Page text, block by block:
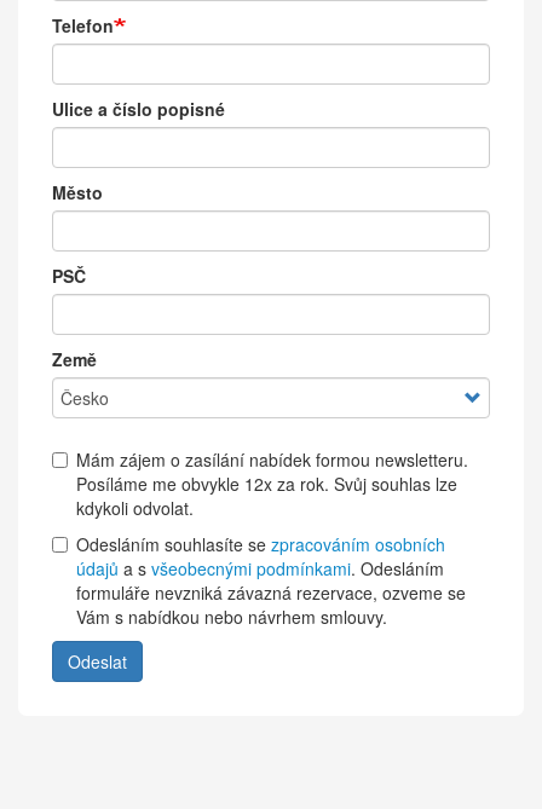
Telefon
Ulice a číslo popisné
Město
PSČ
Země
Mám zájem o zasílání nabídek formou newsletteru.
Posíláme me obvykle 12x za rok. Svůj souhlas lze
kdykoli odvolat.
Odesláním souhlasíte se zpracováním osobních
údajů a s všeobecnými podmínkami. Odesláním
formuláře nevzniká závazná rezervace, ozveme se
Vám s nabídkou nebo návrhem smlouvy.
Odeslat